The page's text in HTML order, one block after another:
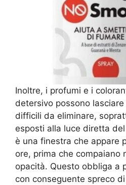
Inoltre, i profumi e i
detersivo possono
difficili da eliminare,
esposti alla luce diretta
è una finestra che appare
ore, prima che compaiano
opacità. Questo obbliga a
con conseguente spreco